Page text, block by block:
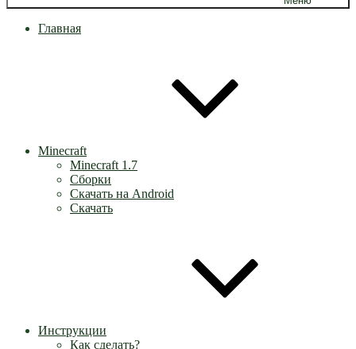
Главная
Minecraft
Minecraft 1.7
Сборки
Скачать на Android
Скачать
Инструкции
Как сделать?